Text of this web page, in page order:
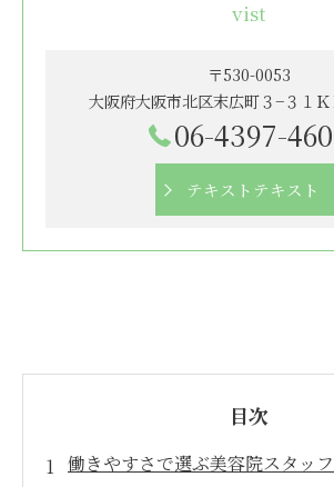
vist
〒530-0053
大阪府大阪市北区末広町３−３１
06-4397-
テキストテキスト
目次
働きやすさで選ぶ美容院スタッ